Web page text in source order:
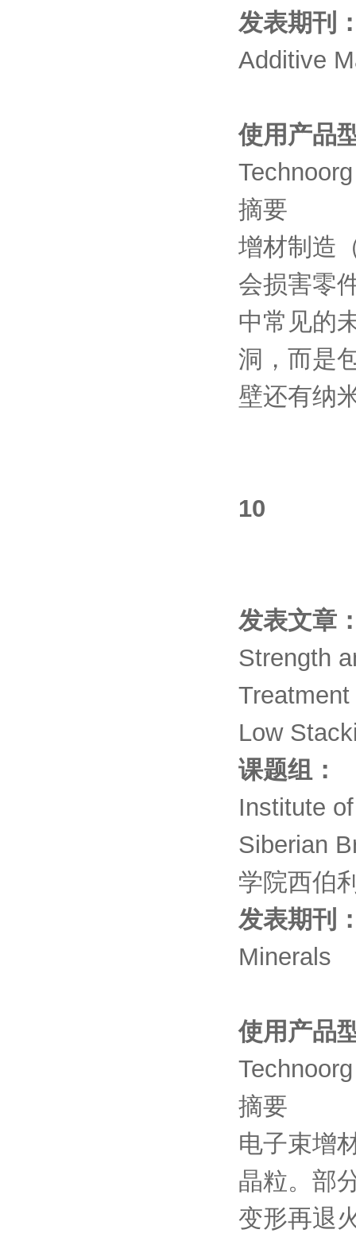
发表期刊
Additive
使用产品
摘要
增材制造
会损害零
中常见的
洞，而是
壁还有纳
10
发表文章
Strength
Low
课题组：
Institute
Siberian
学院西伯
发表期刊
Minerals
使用产品
摘要
电子束增
晶粒。部
变形再退